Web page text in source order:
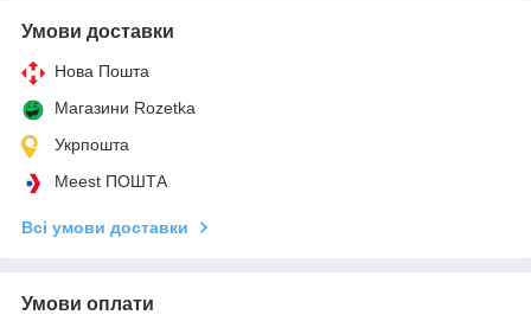
Умови доставки
Нова Пошта
Магазини Rozetka
Укрпошта
Meest ПОШТА
Всі умови доставки
Умови оплати